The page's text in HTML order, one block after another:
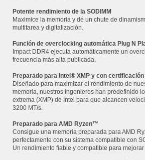
Potente rendimiento de la SODIMM
Maximice la memoria y dé un chute de
multitarea y digitalización.
Función de overclocking automática Plug N
Impact DDR4 ejecuta automáticamente un
frecuencia más alta publicada.
Preparado para Intel® XMP y con certificación
Diseñado para maximizar el rendimiento de
memoria, nuestros ingenieros han predefinido
extrema (XMP) de Intel para que alcancen
3200 MT/s.
Preparado para AMD Ryzen™
Consigue una memoria preparada para AMD
perfectamente con su sistema compatible con
Un rendimiento fiable y compatible para mejorar